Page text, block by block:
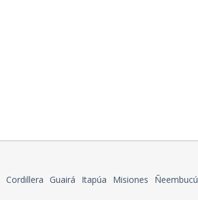
Cordillera Guairá Itapúa Misiones Ñeembucú